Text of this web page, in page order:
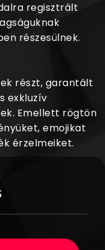
regisztrált
részesülnek.
részt, garantált
exkluzív
Emellett rögtön
emojikat
érzelmeiket.